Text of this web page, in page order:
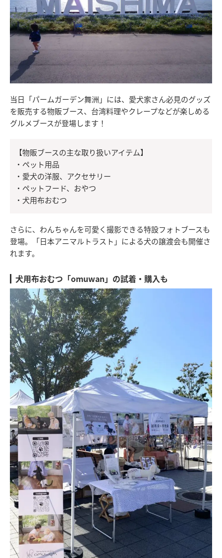
当日「パームガーデン舞洲」には、愛犬家さん必見のグッズ
を販売する物販ブース、台湾料理やクレープなどが楽しめる
グルメブースが登場します！
【物販ブースの主な取り扱いアイテム】
・ペット用品
・愛犬の洋服、アクセサリー
・ペットフード、おやつ
・犬用布おむつ
さらに、わんちゃんを可愛く撮影できる特設フォトブースも
登場。「日本アニマルトラスト」による犬の譲渡会も開催さ
れます。
犬用布おむつ「omuwan」の試着・購入も